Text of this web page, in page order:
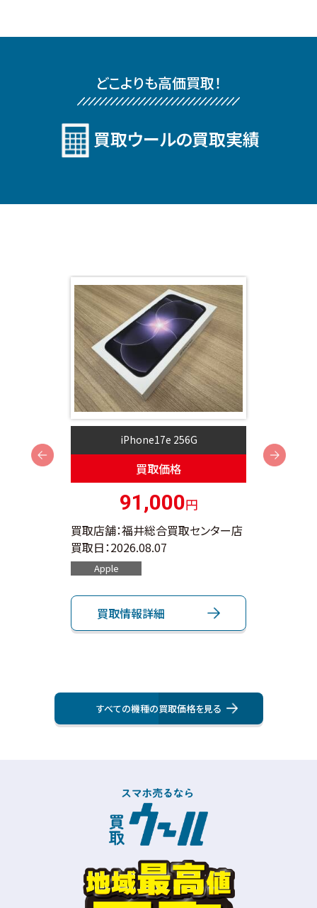
どこよりも⾼価買取！
買取ウールの買取実績
iPhone17e 256G
買取価格
91,000円
買取店舗：福井総合買取センター店
買取日：2026.08.07
Apple
買取情報詳細
Next
すべての機種の買取価格を⾒る